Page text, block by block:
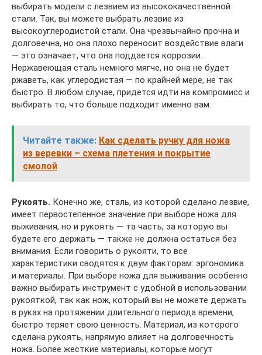
выбирать модели с лезвием из высококачественной
стали. Так, вы можете выбрать лезвие из
высокоуглеродистой стали. Она чрезвычайно прочна и
долговечна, но она плохо переносит воздействие влаги
— это означает, что она поддается коррозии.
Нержавеющая сталь немного мягче, но она не будет
ржаветь, как углеродистая — по крайней мере, не так
быстро. В любом случае, придется идти на компромисс и
выбирать то, что больше подходит именно вам.
Читайте также: Как сделать ручку для ножа
из веревки – схема плетения и покрытие
смолой
Рукоять. Конечно же, сталь, из которой сделано лезвие,
имеет первостепенное значение при выборе ножа для
выживания, но и рукоять — та часть, за которую вы
будете его держать — также не должна остаться без
внимания. Если говорить о рукояти, то все
характеристики сводятся к двум факторам: эргономика
и материалы. При выборе ножа для выживания особенно
важно выбирать инструмент с удобной в использовании
рукояткой, так как нож, который вы не можете держать
в руках на протяжении длительного периода времени,
быстро теряет свою ценность. Материал, из которого
сделана рукоять, напрямую влияет на долговечность
ножа. Более жесткие материалы, которые могут